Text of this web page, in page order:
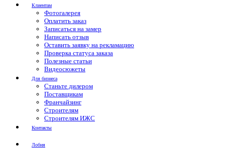
Клиентам
Фотогалерея
Оплатить заказ
Записаться на замер
Написать отзыв
Оставить заявку на рекламацию
Проверка статуса заказа
Полезные статьи
Видеосюжеты
Для бизнеса
Станьте дилером
Поставщикам
Франчайзинг
Строителям
Строителям ИЖС
Контакты
Лобня